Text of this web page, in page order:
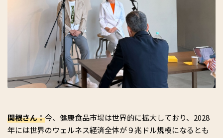
関根さん：今、健康食品市場は世界的に拡大しており、2028
年には世界のウェルネス経済全体が９兆ドル規模になるとも